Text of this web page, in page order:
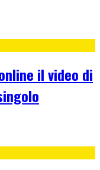
il video di